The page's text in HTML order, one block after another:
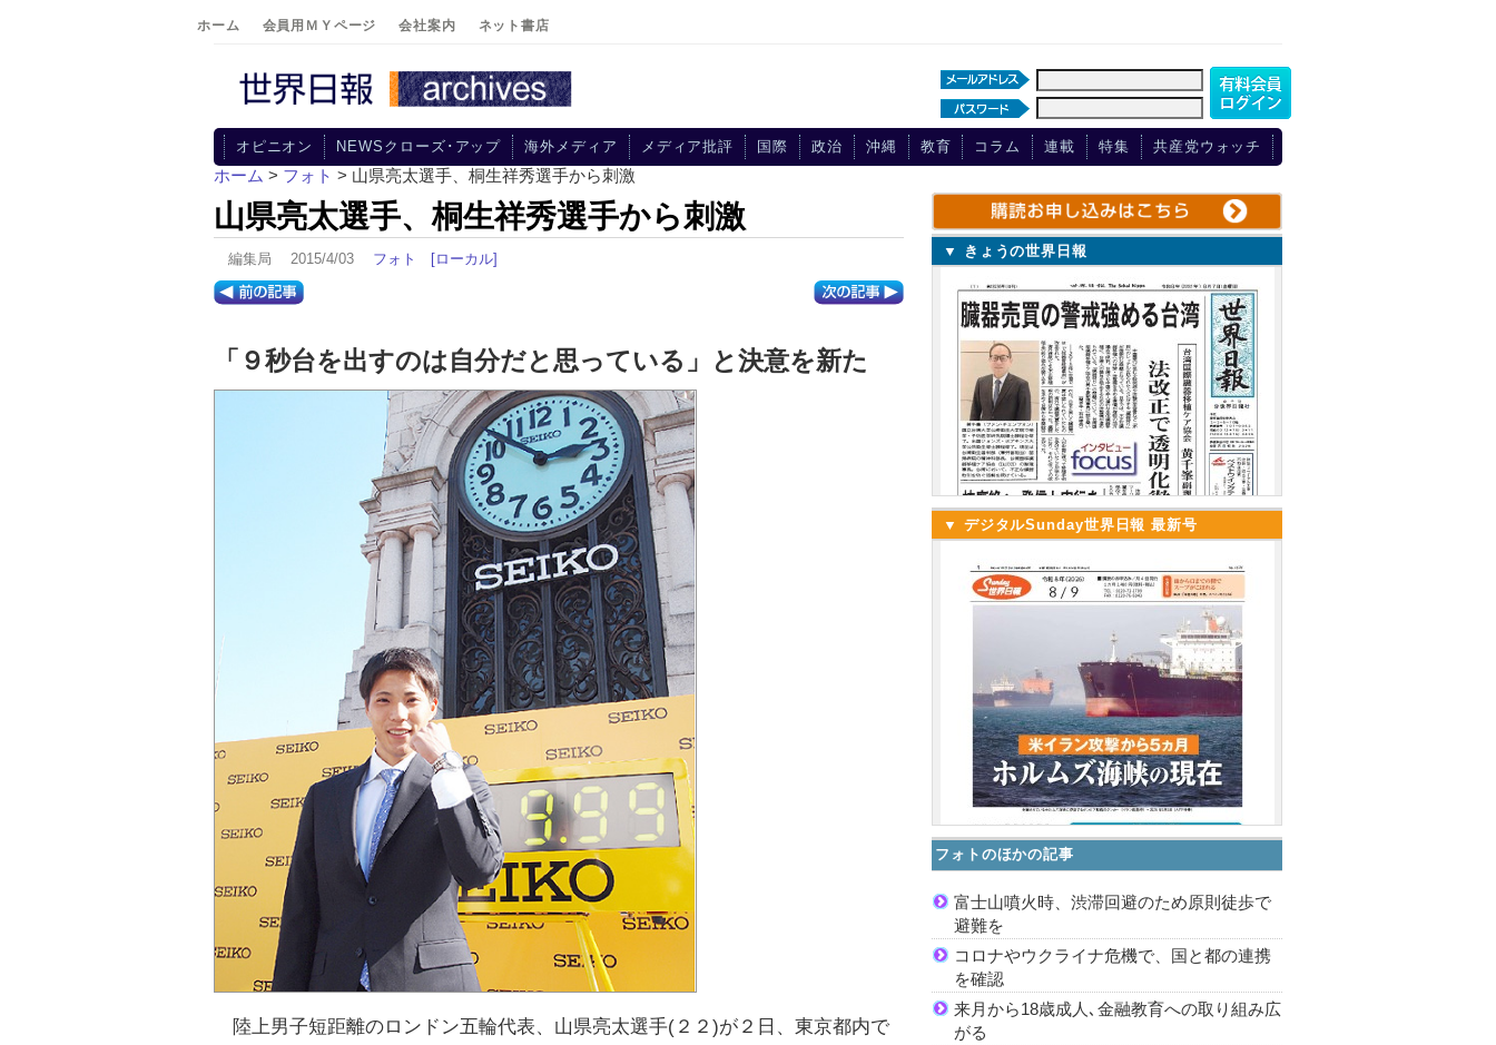
ホーム 会員用ＭＹページ 会社案内 ネット書店
オピニオン NEWSクローズ･アップ 海外メディア メディア批評 国際 政治 沖縄 教育 コラム 連載 特集 共産党ウォッチ
ホーム > フォト > 山県亮太選手、桐生祥秀選手から刺激
山県亮太選手、桐生祥秀選手から刺激
編集局 2015/4/03 フォト [ローカル]
「９秒台を出すのは自分だと思っている」と決意を新た
陸上男子短距離のロンドン五輪代表、山県亮太選手(２２)が２日、東京都内で
▼ きょうの世界日報
▼ デジタルSunday世界日報 最新号
フォトのほかの記事
富士山噴火時、渋滞回避のため原則徒歩で
避難を
コロナやウクライナ危機で、国と都の連携
を確認
来月から18歳成人､金融教育への取り組み広
がる